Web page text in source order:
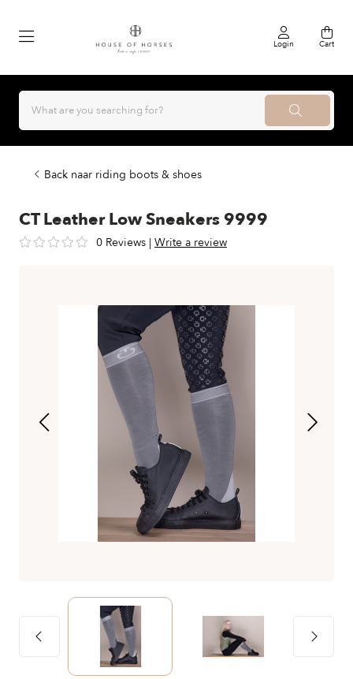
Login Cart
Back naar riding boots & shoes
CT Leather Low Sneakers 9999
0 Reviews | Write a review